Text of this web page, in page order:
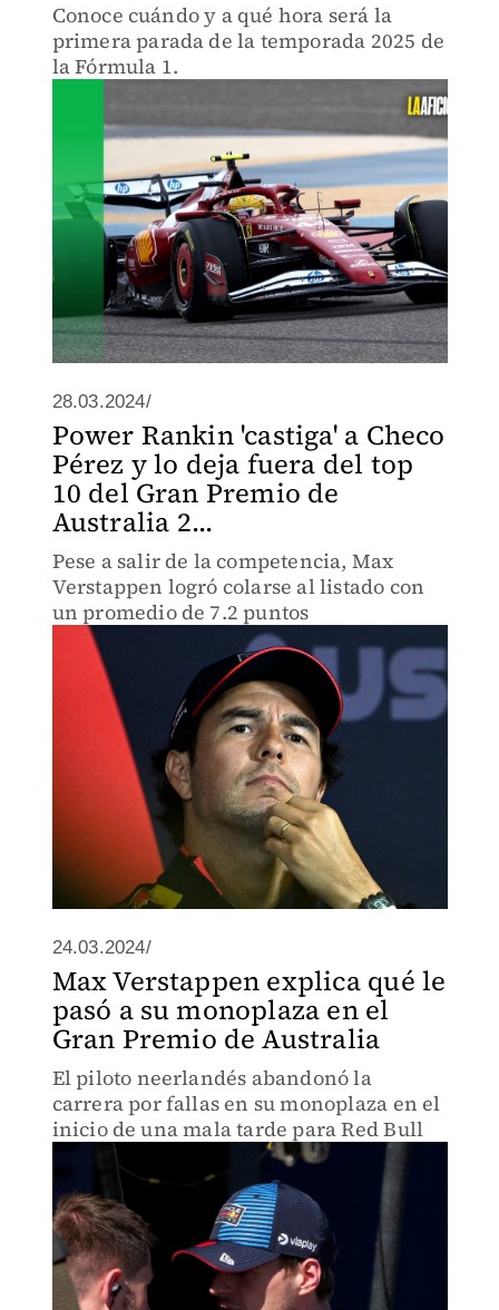
Conoce cuándo y a qué hora será la
primera parada de la temporada 2025 de
la Fórmula 1.
28.03.2024/
Power Rankin 'castiga' a Checo
Pérez y lo deja fuera del top
10 del Gran Premio de
Australia 2...
Pese a salir de la competencia, Max
Verstappen logró colarse al listado con
un promedio de 7.2 puntos
24.03.2024/
Max Verstappen explica qué le
pasó a su monoplaza en el
Gran Premio de Australia
El piloto neerlandés abandonó la
carrera por fallas en su monoplaza en el
inicio de una mala tarde para Red Bull